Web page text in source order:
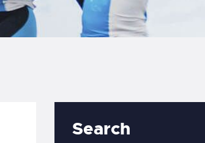
Search